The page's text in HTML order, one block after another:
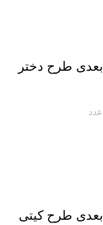
طرح دختر
عدد
طرح کیتی